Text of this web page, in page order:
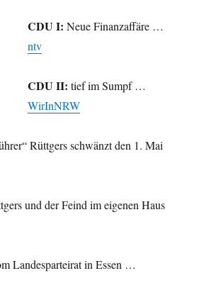
CDU I: Neue Finanzaffäre …
ntv
CDU II: tief im Sumpf …
WirInNRW
Rüttgers schwänzt den 1. Mai
und der Feind im eigenen Haus
Landesparteirat in Essen …